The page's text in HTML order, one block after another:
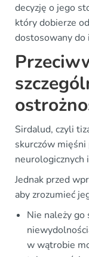
decyzję o jego
który dobierze
dostosowany do
Sirdalud, czyli
skurczów mięśni
neurologicznych
Jednak przed
aby zrozumieć
Nie należy go
w wątrobie